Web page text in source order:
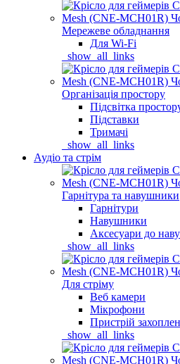
Мережеве обладнання
Для Wi-Fi
_show_all_links
Організація простору
Підсвітка
Підставки
Тримачі
_show_all_links
Аудіо та стрім
Гарнітура та навушники
Гарнітури
Навушники
Аксесуари до
_show_all_links
Для стріму
Веб камери
Мікрофони
Пристрій
_show_all_links